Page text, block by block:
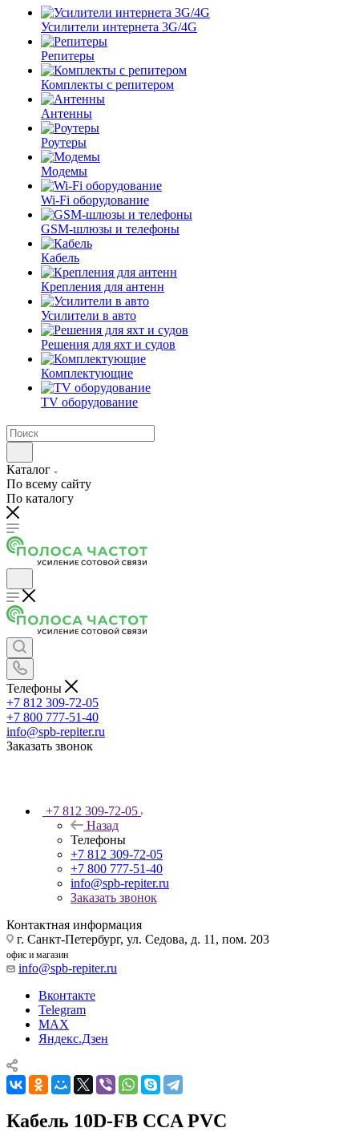
Усилители интернета 3G/4G
Репитеры
Комплекты с репитером
Антенны
Роутеры
Модемы
Wi-Fi оборудование
GSM-шлюзы и телефоны
Кабель
Крепления для антенн
Усилители в авто
Решения для яхт и судов
Комплектующие
TV оборудование
Каталог
По всему сайту
По каталогу
Телефоны
+7 812 309-72-05
+7 800 777-51-40
info@spb-repiter.ru
Заказать звонок
+7 812 309-72-05
Назад
Телефоны
+7 812 309-72-05
+7 800 777-51-40
info@spb-repiter.ru
Заказать звонок
Контактная информация
г. Санкт-Петербург, ул. Седова, д. 11, пом. 203
офис и магазин
info@spb-repiter.ru
Вконтакте
Telegram
MAX
Яндекс.Дзен
Кабель 10D-FB CCA PVC